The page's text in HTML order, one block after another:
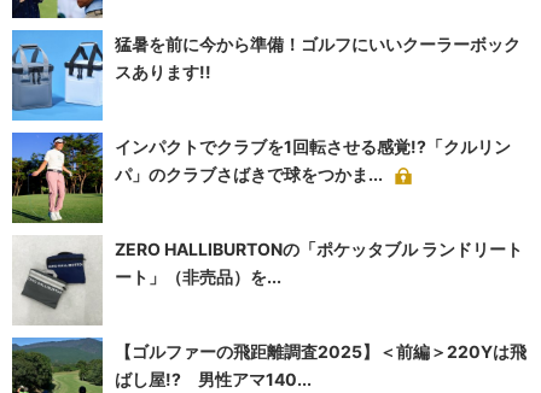
猛暑を前に今から準備！ゴルフにいいクーラーボック
スあります!!
インパクトでクラブを1回転させる感覚!?「クルリン
パ」のクラブさばきで球をつかま...
ZERO HALLIBURTONの「ポケッタブル ランドリート
ート」（非売品）を...
【ゴルファーの飛距離調査2025】＜前編＞220Yは飛
ばし屋!? 男性アマ140...